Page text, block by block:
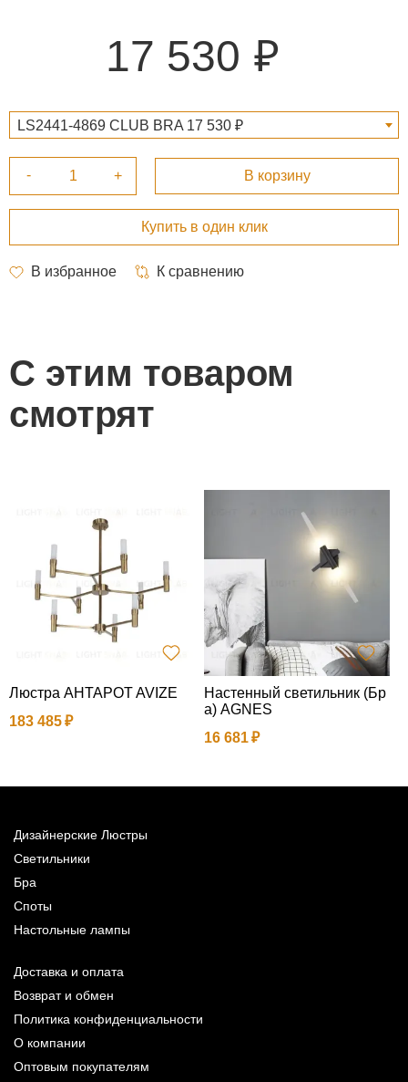
17 530
LS2441-4869 CLUB BRA 17 530 ₽
С этим товаром
смотрят
Люстра AHTAPOT AVIZE
183 485
Настенный светильник (Бр
а) AGNES
16 681
Дизайнерские Люстры
Светильники
Бра
Споты
Настольные лампы
Доставка и оплата
Возврат и обмен
Политика конфиденциальности
О компании
Оптовым покупателям